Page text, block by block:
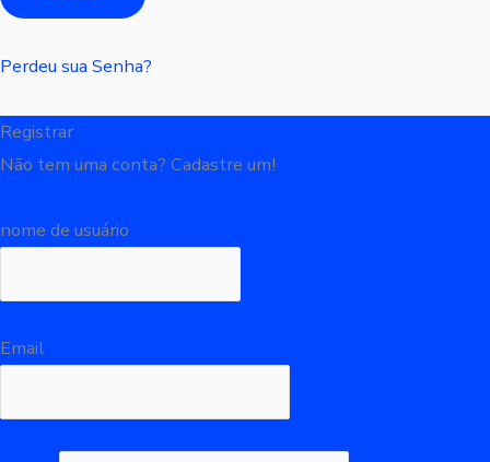
Perdeu sua Senha?
Registrar
Não tem uma conta? Cadastre um!
nome de usuário
Email